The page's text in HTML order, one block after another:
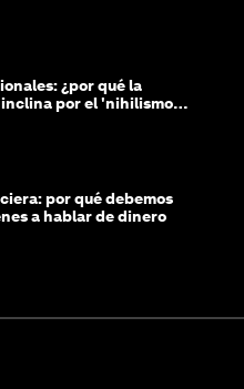
¿por qué la
inclina por el 'nihilismo
por qué debemos
a hablar de dinero